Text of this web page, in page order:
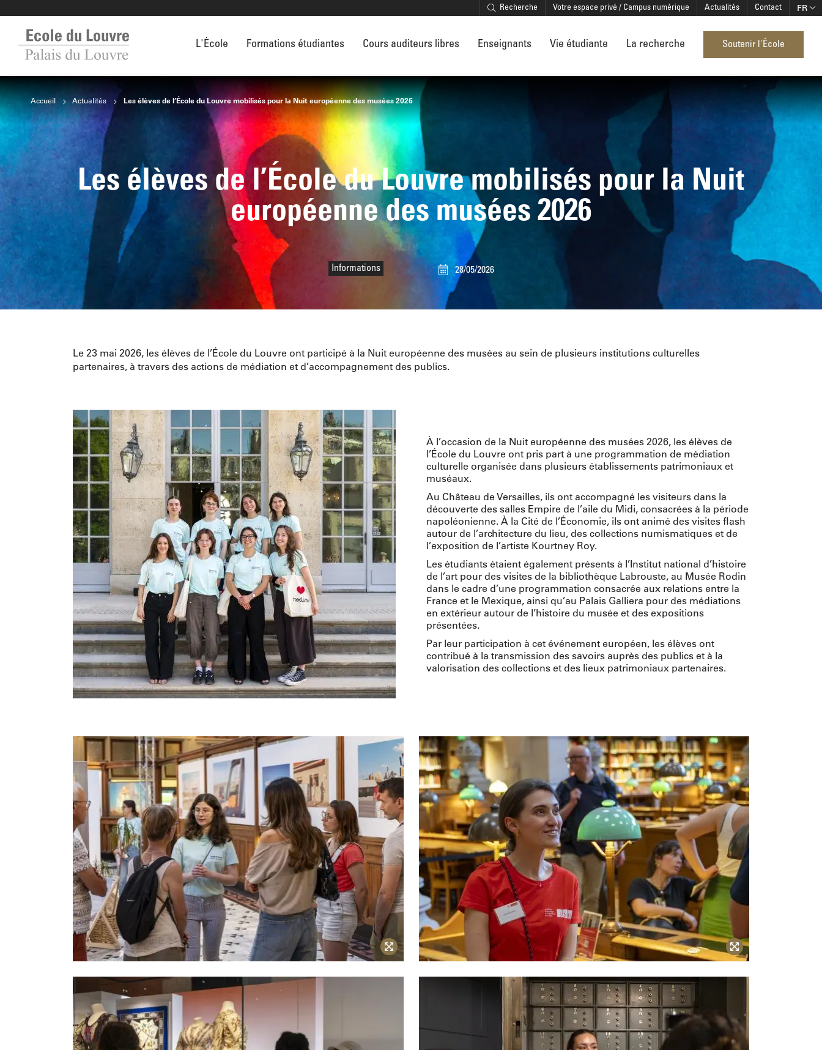
Recherche Votre espace privé / Campus numérique Actualités Contact FR
L'École Formations étudiantes Cours auditeurs libres Enseignants Vie étudiante La recherche Soutenir l'École
Accueil Actualités Les élèves de l’École du Louvre mobilisés pour la Nuit européenne des musées 2026
Les élèves de l’École du Louvre mobilisés pour la Nuit
européenne des musées 2026
Informations 28/05/2026
Le 23 mai 2026, les élèves de l’École du Louvre ont participé à la Nuit européenne des musées au sein de plusieurs institutions culturelles
partenaires, à travers des actions de médiation et d’accompagnement des publics.
À l’occasion de la Nuit européenne des musées 2026, les élèves de
l’École du Louvre ont pris part à une programmation de médiation
culturelle organisée dans plusieurs établissements patrimoniaux et
muséaux.
Au Château de Versailles, ils ont accompagné les visiteurs dans la
découverte des salles Empire de l’aile du Midi, consacrées à la période
napoléonienne. À la Cité de l’Économie, ils ont animé des visites flash
autour de l’architecture du lieu, des collections numismatiques et de
l’exposition de l’artiste Kourtney Roy.
Les étudiants étaient également présents à l’Institut national d’histoire
de l’art pour des visites de la bibliothèque Labrouste, au Musée Rodin
dans le cadre d’une programmation consacrée aux relations entre la
France et le Mexique, ainsi qu’au Palais Galliera pour des médiations
en extérieur autour de l’histoire du musée et des expositions
présentées.
Par leur participation à cet événement européen, les élèves ont
contribué à la transmission des savoirs auprès des publics et à la
valorisation des collections et des lieux patrimoniaux partenaires.